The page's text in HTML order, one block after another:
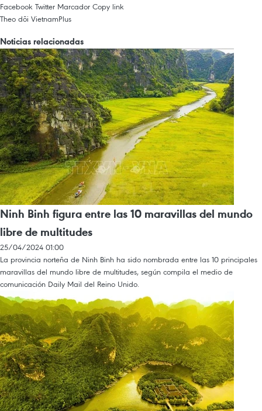
Facebook Twitter Marcador Copy link
Theo dõi VietnamPlus
Noticias relacionadas
Ninh Binh figura entre las 10 maravillas del mundo
libre de multitudes
25/04/2024 01:00
La provincia norteña de Ninh Binh ha sido nombrada entre las 10 principales
maravillas del mundo libre de multitudes, según compila el medio de
comunicación Daily Mail del Reino Unido.